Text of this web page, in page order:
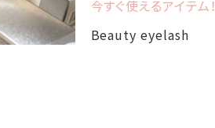
今すぐ使えるアイテム！
Beauty eyelash